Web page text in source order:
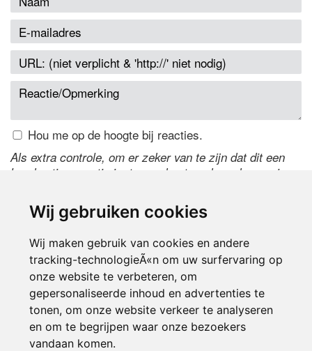
Wij gebruiken cookies
Wij maken gebruik van cookies en andere
tracking-technologieÃ«n om uw surfervaring op
onze website te verbeteren, om
gepersonaliseerde inhoud en advertenties te
tonen, om onze website verkeer te analyseren
en om te begrijpen waar onze bezoekers
vandaan komen.
Hou me op de hoogte bij reacties.
Als extra controle, om er zeker van te zijn dat dit een
handmatige reactie is, typ onderstaande code over in
de code te wijzigen.